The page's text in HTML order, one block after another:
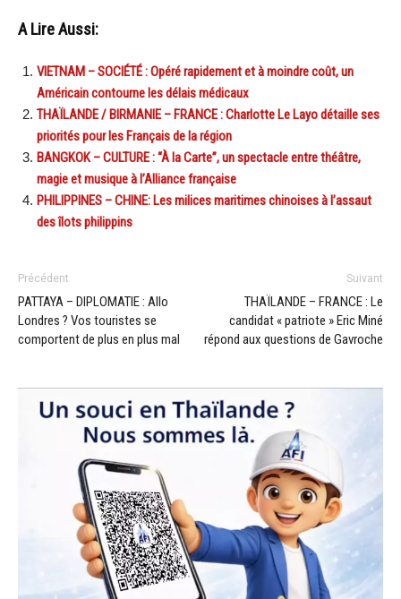
A Lire Aussi:
VIETNAM – SOCIÉTÉ : Opéré rapidement et à moindre coût, un
Américain contourne les délais médicaux
THAÏLANDE / BIRMANIE – FRANCE : Charlotte Le Layo détaille ses
priorités pour les Français de la région
BANGKOK – CULTURE : “À la Carte”, un spectacle entre théâtre,
magie et musique à l’Alliance française
PHILIPPINES – CHINE: Les milices maritimes chinoises à l’assaut
des îlots philippins
Précédent
PATTAYA – DIPLOMATIE : Allo
Londres ? Vos touristes se
comportent de plus en plus mal
Suivant
THAÏLANDE – FRANCE : Le
candidat « patriote » Eric Miné
répond aux questions de Gavroche